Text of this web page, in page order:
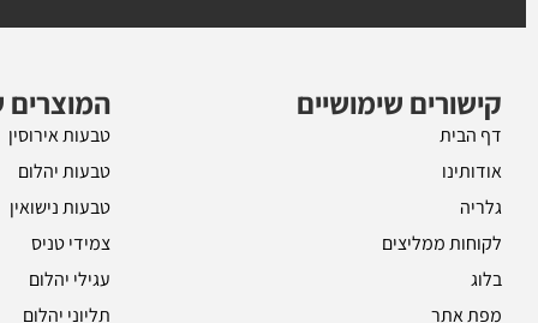
קישורים שימושיים
דף הבית
אודותינו
גלריה
לקוחות ממליצים
בלוג
מפת אתר
המוצרים
טבעות אירוסין
טבעות יהלום
טבעות נישואין
צמידי טניס
עגילי יהלום
תליוני יהלום